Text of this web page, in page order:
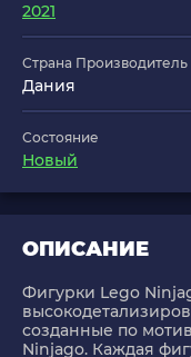
2021
Страна Производитель
Дания
Состояние
Новый
ОПИСАНИЕ
Фигурки Lego
созданные по
Ninjago. Каждая